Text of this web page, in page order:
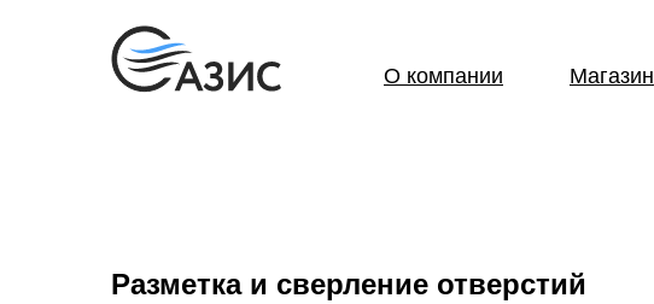
О компании Магазин
Разметка и сверление отверстий